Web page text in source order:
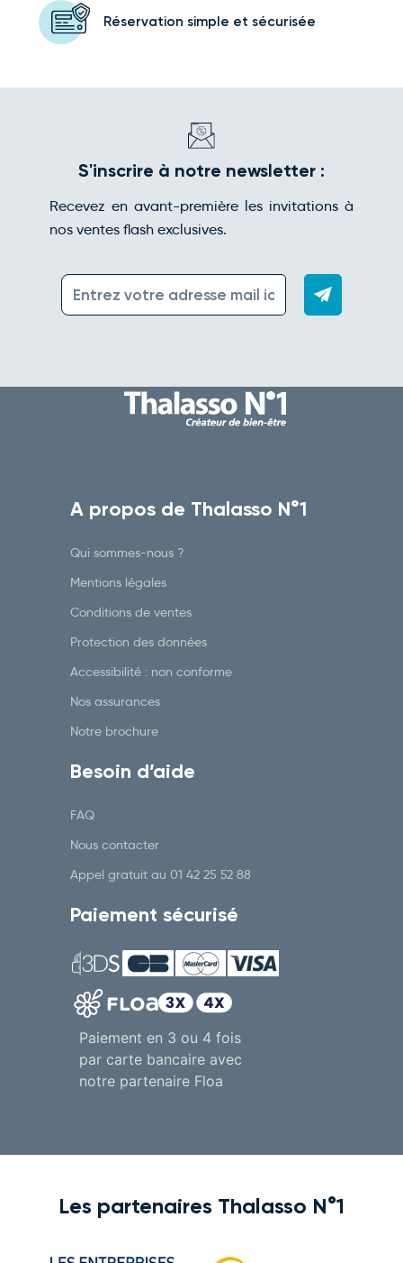
Réservation simple et sécurisée
S'inscrire à notre newsletter :
Recevez en avant-première les invitations à
nos ventes flash exclusives.
A propos de Thalasso N°1
Qui sommes-nous ?
Mentions légales
Conditions de ventes
Protection des données
Accessibilité : non conforme
Nos assurances
Notre brochure
Besoin d’aide
FAQ
Nous contacter
Appel gratuit au 01 42 25 52 88
Paiement sécurisé
Paiement en 3 ou 4 fois
par carte bancaire avec
notre partenaire Floa
Les partenaires Thalasso N°1